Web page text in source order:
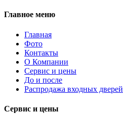
Главное меню
Главная
Фото
Контакты
О Компании
Сервис и цены
До и после
Распродажа входных дверей
Сервис и цены